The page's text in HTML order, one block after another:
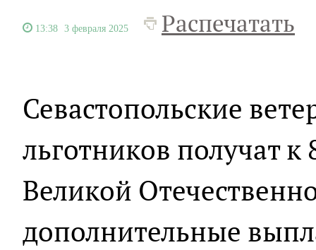
13:38 3 февраля 2025 Распечатать
Севастопольские
льготников получат
Великой
дополнительные